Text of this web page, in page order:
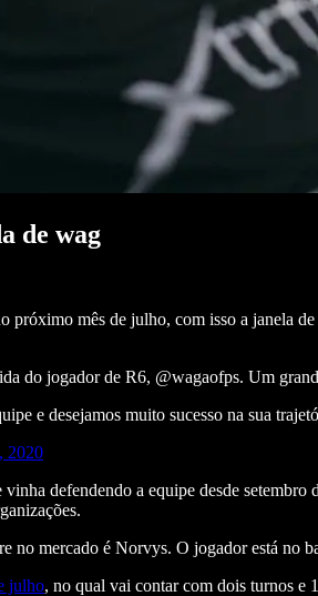
de wag
mês de julho, com isso a janela
do jogador de R6, @wagaofps. Um
e desejamos muito sucesso na sua
2020
vinha defendendo a equipe desde
no mercado é Norvys. O jogador está
julho, no qual vai contar com dois turnos e